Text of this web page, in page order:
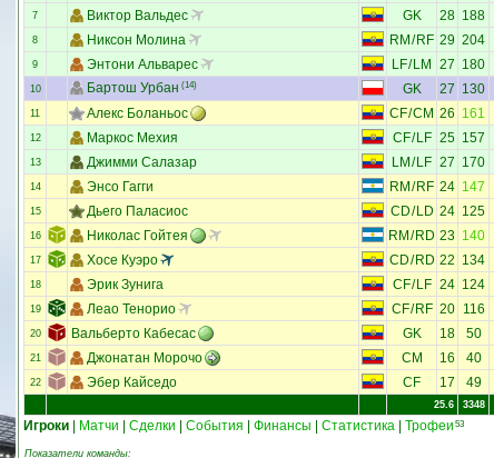
7 Виктор Вальдес GK 28 188
8 Никсон Молина RM / RF 29 204
9 Энтони Альварес LF/ LM 27 180
10 Бартош Урбан (14) GK 27 130
11 Алекс Боланьос CF/CM 26 161
12 Маркос Мехия CF/LF 25 157
13 Джимми Салазар LM / LF 27 170
14 Энсо Гагги RM / RF 24 147
15 Дьего Паласиос CD/LD 24 125
16 Николас Гойтея RM / RD 23 140
17 Хосе Куэро CD/RD 22 134
18 Эрик Зунига CF/LF 24 124
19 Леао Тенорио CF/RF 20 116
20 Вальберто Кабесас GK 18 50
21 Джонатан Морочо CM 16 40
22 Эбер Кайседо CF 17 49
25.6 3348
Игроки
Матчи Сделки События Финансы Статистика Трофеи 53
Показатели команды: